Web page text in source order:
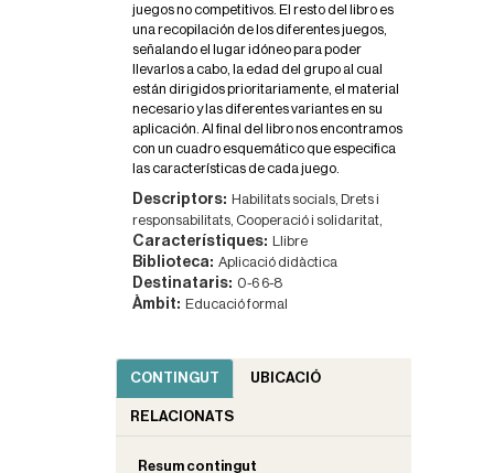
juegos no competitivos. El resto del libro es
una recopilación de los diferentes juegos,
señalando el lugar idóneo para poder
llevarlos a cabo, la edad del grupo al cual
están dirigidos prioritariamente, el material
necesario y las diferentes variantes en su
aplicación. Al final del libro nos encontramos
con un cuadro esquemático que especifica
las características de cada juego.
Descriptors: Habilitats socials, Drets i
responsabilitats, Cooperació i solidaritat,
Característiques: Llibre
Biblioteca: Aplicació didàctica
Destinataris: 0-6 6-8
Àmbit: Educació formal
CONTINGUT UBICACIÓ
RELACIONATS
Resum contingut